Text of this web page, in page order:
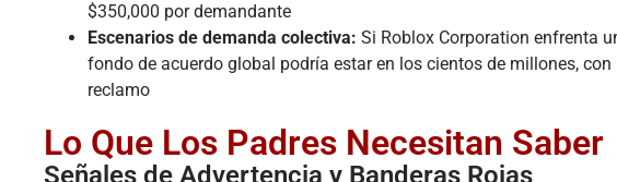
$350,000 por demandante
Escenarios de demanda colectiva: Si Roblox Corporation enfrenta
fondo de acuerdo global podría estar en los cientos de millones,
reclamo
Lo Que Los Padres Necesitan Saber
Señales de Advertencia y Banderas Rojas